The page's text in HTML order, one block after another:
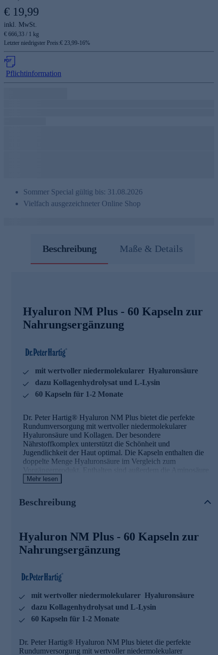
€ 19,99
inkl. MwSt.
€ 666,33 / 1 kg
Letzter niedrigster Preis:€ 23,99-16%
Pflichtinformation
Sommer Special gültig bis: 31.08.2026
Vielfach ausgezeichneter Online Shop
Beschreibung Maße & Details
Hyaluron NM Plus - 60 Kapseln zur
Nahrungsergänzung
mit wertvoller niedermolekularer Hyaluronsäure
dazu Kollagenhydrolysat und L-Lysin
60 Kapseln für 1-2 Monate
Dr. Peter Hartig® Hyaluron NM Plus bietet die perfekte
Rundumversorgung mit wertvoller niedermolekularer
Hyaluronsäure und Kollagen. Der besondere
Nährstoffkomplex unterstützt die Schönheit und
Jugendlichkeit der Haut optimal. Die Kapseln enthalten die
doppelte Menge Hyaluronsäure im Vergleich zum
Vorgängerprodukt. Enthalten sind außerdem die Aminosäure
L-Lysin, Spurenelemente und Vitamine
Hyaluron NM Plus - die Wirkstoffe
Vitamin C trägt zu einer normalen Kollagenbildung für
eine normale Funktion der Haut bei
Biotin trägt zur Erhaltung normaler Haut und Haare bei
Vitamin E trägt dazu bei, die Zellen vor oxidativem
Vitamin A trägt zur Erhaltung normaler Haut bei
Folat hat eine Funktion bei der Zellteilung
Folat trägt zu einer normalen Aminosäuresynthese bei
tägliche Nahrungsergänzung geeignet! Sie lassen sich
ausgezeichnet mit allen weiteren Dr. Peter Hartig®
Mehr lesen
Beschreibung
Hyaluron NM Plus - 60 Kapseln zur
Nahrungsergänzung
mit wertvoller niedermolekularer Hyaluronsäure
dazu Kollagenhydrolysat und L-Lysin
60 Kapseln für 1-2 Monate
Dr. Peter Hartig® Hyaluron NM Plus bietet die perfekte
Rundumversorgung mit wertvoller niedermolekularer